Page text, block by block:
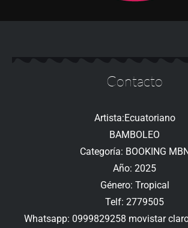
Contacto
Artista:Ecuatoriano
BAMBOLEO
Categoría: BOOKING
Año: 2025
Género: Tropical
Telf: 2779505
Whatsapp: 0999829258 movistar